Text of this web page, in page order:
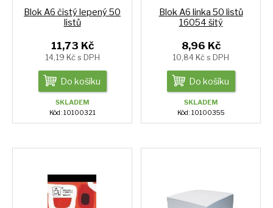
Blok A6 čistý lepený 50
listů
11,73 Kč
14,19 Kč s DPH
Do košíku
SKLADEM
Kód: 10100321
Blok A6 linka 50 listů
16054 šitý
8,96 Kč
10,84 Kč s DPH
Do košíku
SKLADEM
Kód: 10100355